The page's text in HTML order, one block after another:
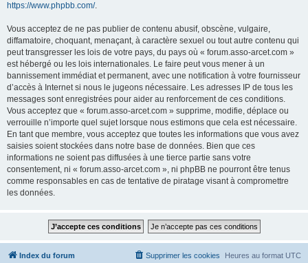
https://www.phpbb.com/.
Vous acceptez de ne pas publier de contenu abusif, obscène, vulgaire,
diffamatoire, choquant, menaçant, à caractère sexuel ou tout autre contenu qui
peut transgresser les lois de votre pays, du pays où « forum.asso-arcet.com »
est hébergé ou les lois internationales. Le faire peut vous mener à un
bannissement immédiat et permanent, avec une notification à votre fournisseur
d’accès à Internet si nous le jugeons nécessaire. Les adresses IP de tous les
messages sont enregistrées pour aider au renforcement de ces conditions.
Vous acceptez que « forum.asso-arcet.com » supprime, modifie, déplace ou
verrouille n’importe quel sujet lorsque nous estimons que cela est nécessaire.
En tant que membre, vous acceptez que toutes les informations que vous avez
saisies soient stockées dans notre base de données. Bien que ces
informations ne soient pas diffusées à une tierce partie sans votre
consentement, ni « forum.asso-arcet.com », ni phpBB ne pourront être tenus
comme responsables en cas de tentative de piratage visant à compromettre
les données.
Index du forum Heures au format UTC
Supprimer les cookies